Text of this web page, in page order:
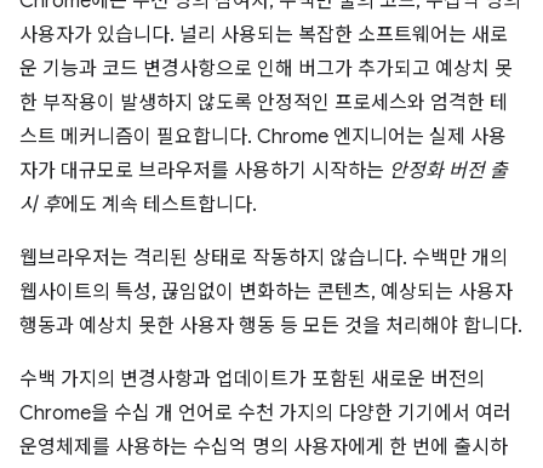
사용자가 있습니다. 널리 사용되는 복잡한 소프트웨어는 새로
운 기능과 코드 변경사항으로 인해 버그가 추가되고 예상치 못
한 부작용이 발생하지 않도록 안정적인 프로세스와 엄격한 테
스트 메커니즘이 필요합니다. Chrome 엔지니어는 실제 사용
자가 대규모로 브라우저를 사용하기 시작하는 안정화 버전 출
시 후에도 계속 테스트합니다.
웹브라우저는 격리된 상태로 작동하지 않습니다. 수백만 개의
웹사이트의 특성, 끊임없이 변화하는 콘텐츠, 예상되는 사용자
행동과 예상치 못한 사용자 행동 등 모든 것을 처리해야 합니다.
수백 가지의 변경사항과 업데이트가 포함된 새로운 버전의
Chrome을 수십 개 언어로 수천 가지의 다양한 기기에서 여러
운영체제를 사용하는 수십억 명의 사용자에게 한 번에 출시하